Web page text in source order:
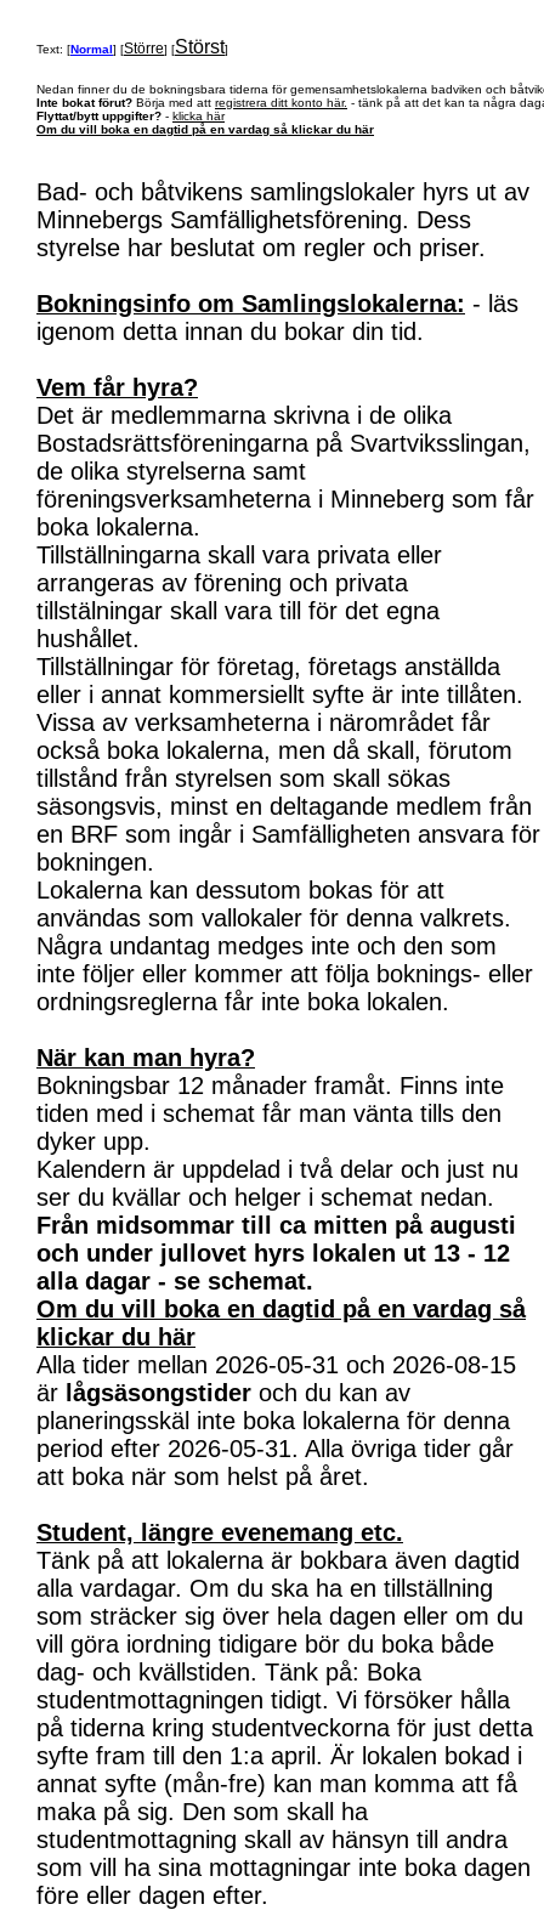
Text: [Normal] [Större] [Störst]
Nedan finner du de bokningsbara tiderna för gemensamhetslokalerna badviken och
Inte bokat förut? Börja med att registrera ditt konto här. - tänk på att det kan ta några
Flyttat/bytt uppgifter? - klicka här
Om du vill boka en dagtid på en vardag så klickar du här
Bad- och båtvikens samlingslokaler hyrs ut av
Minnebergs Samfällighetsförening. Dess
styrelse har beslutat om regler och priser.
Bokningsinfo om Samlingslokalerna: - läs
igenom detta innan du bokar din tid.
Vem får hyra?
Det är medlemmarna skrivna i de olika
Bostadsrättsföreningarna på Svartviksslingan,
de olika styrelserna samt
föreningsverksamheterna i Minneberg som får
boka lokalerna.
Tillställningarna skall vara privata eller
arrangeras av förening och privata
tillstälningar skall vara till för det egna
hushållet.
Tillställningar för företag, företags anställda
eller i annat kommersiellt syfte är inte tillåten.
Vissa av verksamheterna i närområdet får
också boka lokalerna, men då skall, förutom
tillstånd från styrelsen som skall sökas
säsongsvis, minst en deltagande medlem från
en BRF som ingår i Samfälligheten ansvara för
bokningen.
Lokalerna kan dessutom bokas för att
användas som vallokaler för denna valkrets.
Några undantag medges inte och den som
inte följer eller kommer att följa boknings- eller
ordningsreglerna får inte boka lokalen.
När kan man hyra?
Bokningsbar 12 månader framåt. Finns inte
tiden med i schemat får man vänta tills den
dyker upp.
Kalendern är uppdelad i två delar och just nu
ser du kvällar och helger i schemat nedan.
Från midsommar till ca mitten på augusti
och under jullovet hyrs lokalen ut 13 - 12
alla dagar - se schemat.
Om du vill boka en dagtid på en vardag så
klickar du här
Alla tider mellan 2026-05-31 och 2026-08-15
är lågsäsongstider och du kan av
planeringsskäl inte boka lokalerna för denna
period efter 2026-05-31. Alla övriga tider går
att boka när som helst på året.
Student, längre evenemang etc.
Tänk på att lokalerna är bokbara även dagtid
alla vardagar. Om du ska ha en tillställning
som sträcker sig över hela dagen eller om du
vill göra iordning tidigare bör du boka både
dag- och kvällstiden. Tänk på: Boka
studentmottagningen tidigt. Vi försöker hålla
på tiderna kring studentveckorna för just detta
syfte fram till den 1:a april. Är lokalen bokad i
annat syfte (mån-fre) kan man komma att få
maka på sig. Den som skall ha
studentmottagning skall av hänsyn till andra
som vill ha sina mottagningar inte boka dagen
före eller dagen efter.